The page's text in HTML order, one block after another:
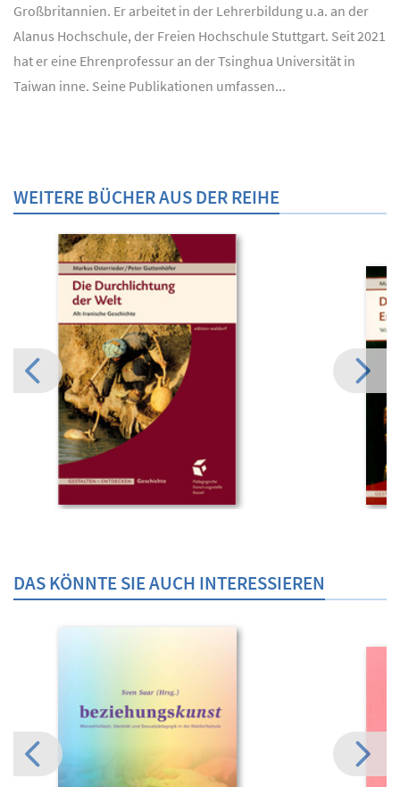
Großbritannien. Er arbeitet in der Lehrerbildung u.a. an der
Alanus Hochschule, der Freien Hochschule Stuttgart. Seit 2021
hat er eine Ehrenprofessur an der Tsinghua Universität in
Taiwan inne. Seine Publikationen umfassen...
WEITERE BÜCHER AUS DER REIHE
DAS KÖNNTE SIE AUCH INTERESSIEREN